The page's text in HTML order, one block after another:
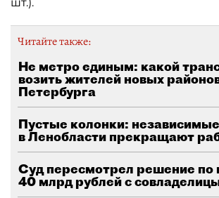
Читайте также:
Не метро единым: какой
возить жителей новых
Петербурга
Пустые колонки:
в Ленобласти прекращают
Суд пересмотрел решение по
40 млрд рублей с